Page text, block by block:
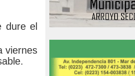
dure el
viernes